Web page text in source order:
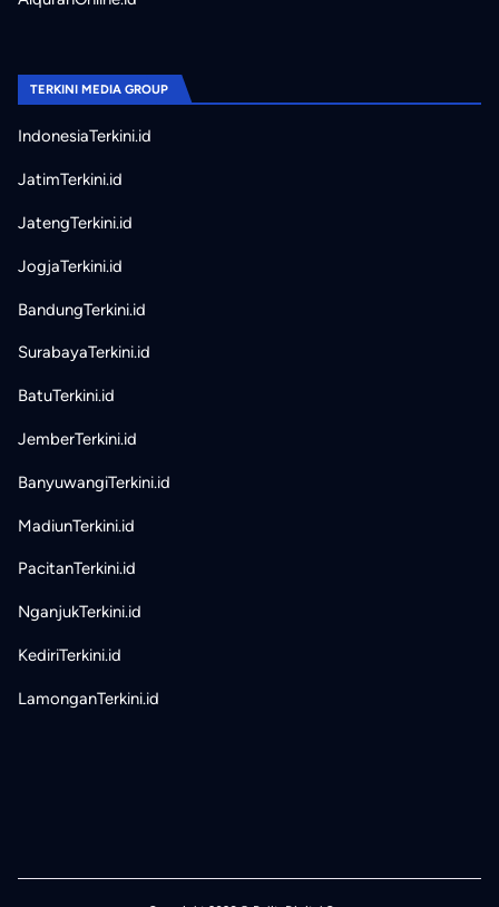
TERKINI MEDIA GROUP
IndonesiaTerkini.id
JatimTerkini.id
JatengTerkini.id
JogjaTerkini.id
BandungTerkini.id
SurabayaTerkini.id
BatuTerkini.id
JemberTerkini.id
BanyuwangiTerkini.id
MadiunTerkini.id
PacitanTerkini.id
NganjukTerkini.id
KediriTerkini.id
LamonganTerkini.id